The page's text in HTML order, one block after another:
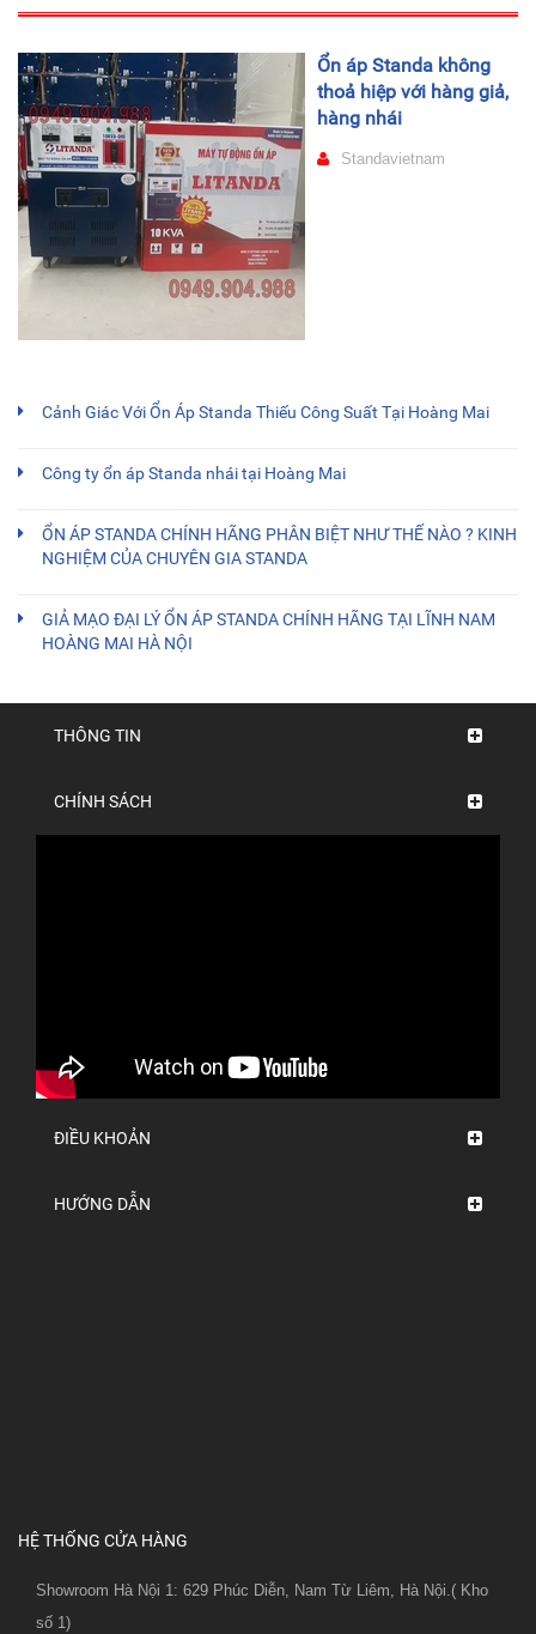
Ổn áp Standa không
thoả hiệp với hàng giả,
hàng nhái
Standavietnam
Cảnh Giác Với Ổn Áp Standa Thiếu Công Suất Tại Hoàng Mai
Công ty ổn áp Standa nhái tại Hoàng Mai
ỔN ÁP STANDA CHÍNH HÃNG PHÂN BIỆT NHƯ THẾ NÀO ? KINH
NGHIỆM CỦA CHUYÊN GIA STANDA
GIẢ MẠO ĐẠI LÝ ỔN ÁP STANDA CHÍNH HÃNG TẠI LĨNH NAM
HOÀNG MAI HÀ NỘI
THÔNG TIN
CHÍNH SÁCH
ĐIỀU KHOẢN
HƯỚNG DẪN
HỆ THỐNG CỬA HÀNG
Showroom Hà Nội 1: 629 Phúc Diễn, Nam Từ Liêm, Hà Nội.( Kho
số 1)